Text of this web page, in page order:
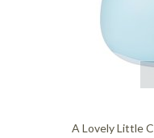
A Lovely Little